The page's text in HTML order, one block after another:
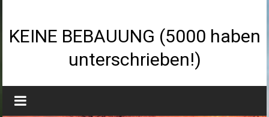
springen
KEINE BEBAUUNG (5000 haben
unterschrieben!)